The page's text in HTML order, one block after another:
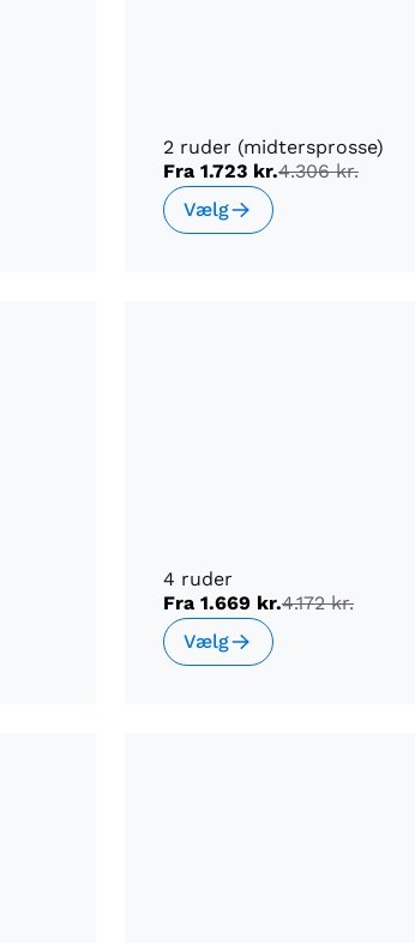
2 ruder (midtersprosse)
Fra 1.723 kr.4.306 kr.
Vælg
4 ruder
Fra 1.669 kr.4.172 kr.
Vælg